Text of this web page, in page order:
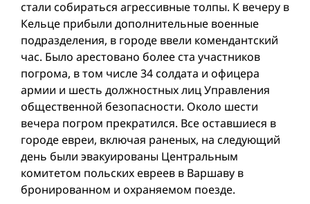
стали собираться агрессивные толпы. К вечеру в
Кельце прибыли дополнительные военные
подразделения, в городе ввели комендантский
час. Было арестовано более ста участников
погрома, в том числе 34 солдата и офицера
армии и шесть должностных лиц Управления
общественной безопасности. Около шести
вечера погром прекратился. Все оставшиеся в
городе евреи, включая раненых, на следующий
день были эвакуированы Центральным
комитетом польских евреев в Варшаву в
бронированном и охраняемом поезде.